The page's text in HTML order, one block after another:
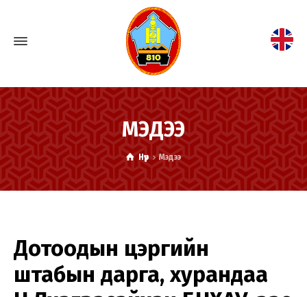
МЭДЭЭ
Нүүр Мэдээ
Дотоодын цэргийн
штабын дарга, хурандаа